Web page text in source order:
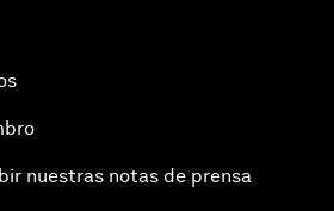
nuestras notas de prensa